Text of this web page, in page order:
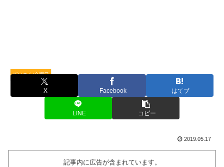
ザワつく!金曜日
X Facebook はてブ
LINE コピー
2019.05.17
記事内に広告が含まれています。